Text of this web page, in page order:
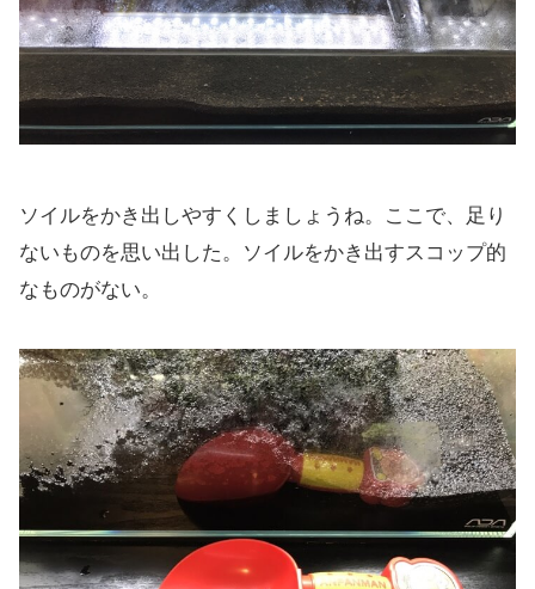
ソイルをかき出しやすくしましょうね。ここで、足り
ないものを思い出した。ソイルをかき出すスコップ的
なものがない。